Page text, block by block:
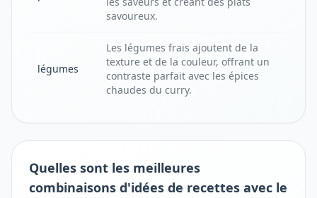
savoureux.
légumes
Les légumes frais ajoutent de la
texture et de la couleur, offrant un
contraste parfait avec les épices
chaudes du curry.
Quelles sont les meilleures
combinaisons d'idées de recettes avec le